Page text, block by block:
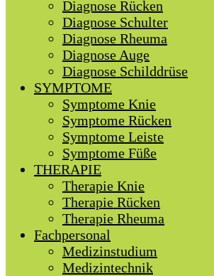
Diagnose Rücken
Diagnose Schulter
Diagnose Rheuma
Diagnose Auge
Diagnose Schilddrüse
SYMPTOME
Symptome Knie
Symptome Rücken
Symptome Leiste
Symptome Füße
THERAPIE
Therapie Knie
Therapie Rücken
Therapie Rheuma
Fachpersonal
Medizinstudium
Medizintechnik